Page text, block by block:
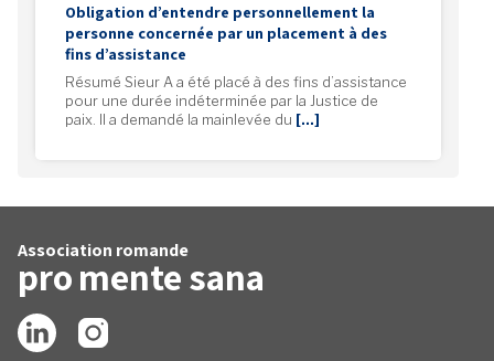
Obligation d’entendre personnellement la
personne concernée par un placement à des
fins d’assistance
Résumé Sieur A a été placé à des fins d’assistance
pour une durée indéterminée par la Justice de
paix. Il a demandé la mainlevée du […]
Association romande
promentesana